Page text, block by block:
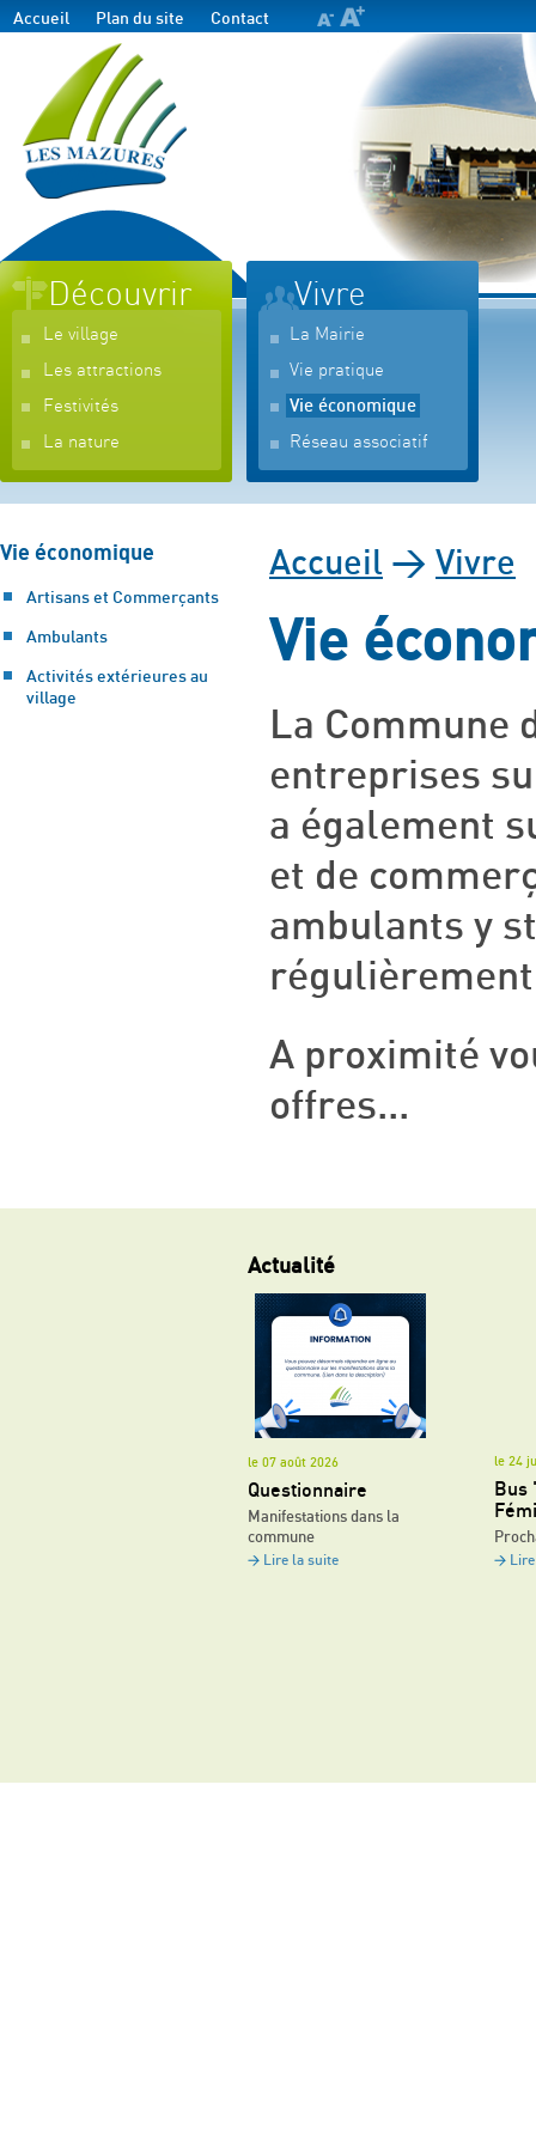
Accueil Plan du site Contact
Découvrir
Le village
Les attractions
Festivités
La nature
Vivre
La Mairie
Vie pratique
Vie économique
Réseau associatif
Vie économique
Artisans et Commerçants
Ambulants
Activités extérieures au
village
Accueil > Vivre
Vie
La Commune
entreprises
a également
et de
ambulants y
A proximité
offres...
Actualité
le 07 août 2026
Questionnaire
Manifestations dans la
commune
Lire la suite
le 24
Bus